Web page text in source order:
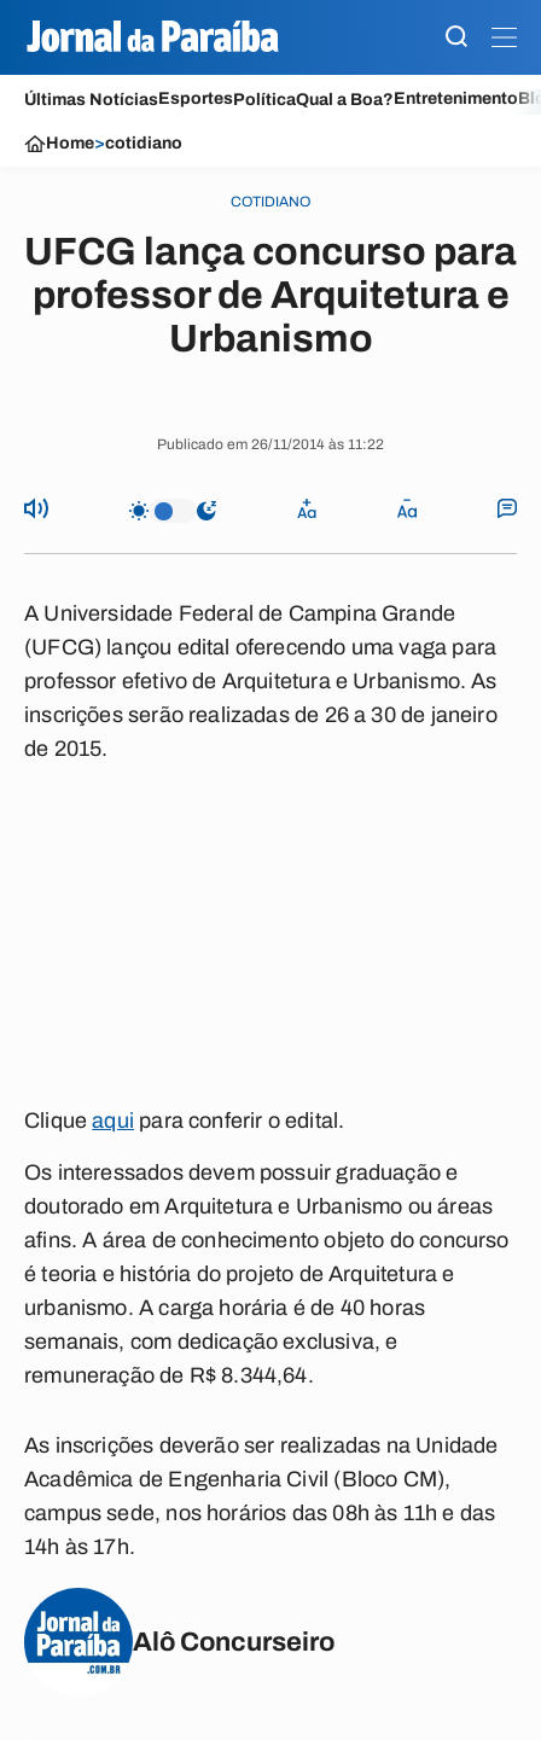
Últimas NotíciasEsportesPolíticaQual a Boa?Entretenimento
Home>cotidiano
COTIDIANO
UFCG lança concurso para
professor de Arquitetura e
Urbanismo
Publicado em 26/11/2014 às 11:22
A Universidade Federal de Campina Grande
(UFCG) lançou edital oferecendo uma vaga para
professor efetivo de Arquitetura e Urbanismo. As
inscrições serão realizadas de 26 a 30 de janeiro
de 2015.
Cliqueaqui para conferir o edital.
Os interessados devem possuir graduação e
doutorado em Arquitetura e Urbanismo ou áreas
afins. A área de conhecimento objeto do concurso
é teoria e história do projeto de Arquitetura e
urbanismo. A carga horária é de 40 horas
semanais, com dedicação exclusiva, e
remuneração de R$ 8.344,64.
As inscrições deverão ser realizadas na Unidade
Acadêmica de Engenharia Civil (Bloco CM),
campus sede, nos horários das 08h às 11h e das
14h às 17h.
Alô Concurseiro